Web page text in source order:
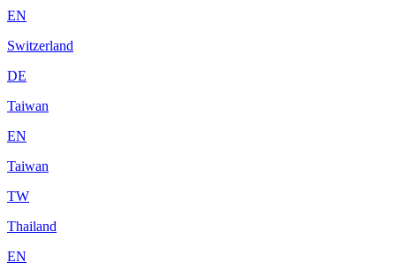
EN
Switzerland
DE
Taiwan
EN
Taiwan
TW
Thailand
EN